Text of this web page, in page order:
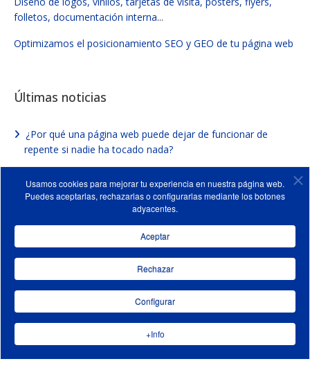
Usamos cookies para mejorar tu experiencia en nuestra página web.
Puedes aceptarlas, rechazarlas o configurarlas mediante los botones
adyacentes.
Aceptar
Rechazar
Configurar
+Info
folletos, documentación interna...
Optimizamos el posicionamiento SEO y GEO de tu página web
Últimas noticias
¿Por qué una página web puede dejar de funcionar de
repente si nadie ha tocado nada?
¿Por qué parece que ahora hay más fallos de seguridad en
las páginas web?
Página web en Madrid: Alianco. Nueva referencia de Azaelia
¿Por qué la IA a veces responde “lo que le da la gana”? La
importancia de saber preguntar
©2013-2026.Páginas web y tiendas on-line|Marketing